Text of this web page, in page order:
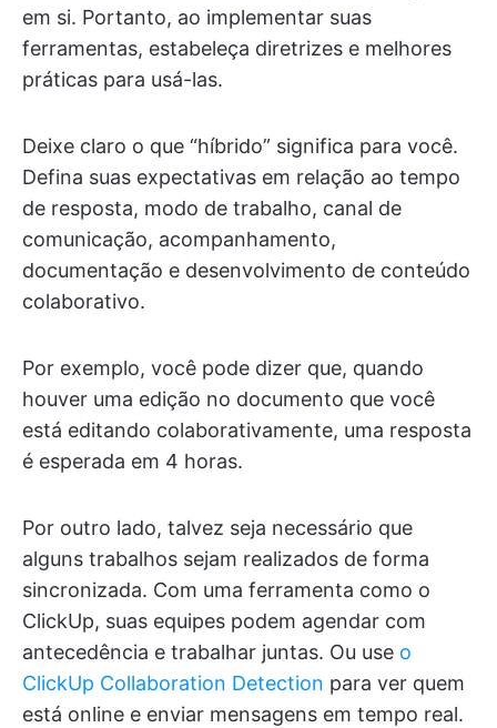
em si. Portanto, ao implementar suas
ferramentas, estabeleça diretrizes e melhores
práticas para usá-las.
Deixe claro o que “híbrido” significa para você.
Defina suas expectativas em relação ao tempo
de resposta, modo de trabalho, canal de
comunicação, acompanhamento,
documentação e desenvolvimento de conteúdo
colaborativo.
Por exemplo, você pode dizer que, quando
houver uma edição no documento que você
está editando colaborativamente, uma resposta
é esperada em 4 horas.
Por outro lado, talvez seja necessário que
alguns trabalhos sejam realizados de forma
sincronizada. Com uma ferramenta como o
ClickUp, suas equipes podem agendar com
antecedência e trabalhar juntas. Ou use o
ClickUp Collaboration Detection para ver quem
está online e enviar mensagens em tempo real.